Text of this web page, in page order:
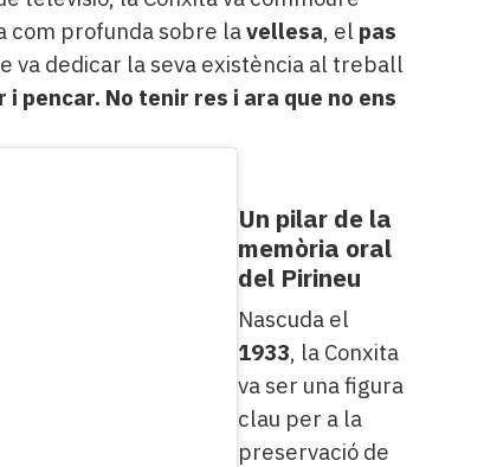
com profunda sobre lavellesa, el pas
va dedicar la seva existència al treball
pencar. No tenir res i ara que no ens
Un pilar de la
memòria oral
del Pirineu
Nascuda el
1933, la Conxita
va ser una figura
clau per a la
preservació de